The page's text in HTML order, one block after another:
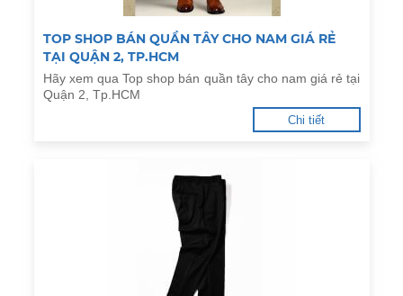
TOP SHOP BÁN QUẦN TÂY CHO NAM GIÁ RẺ
TẠI QUẬN 2, TP.HCM
Hãy xem qua Top shop bán quần tây cho nam giá rẻ tại
Quận 2, Tp.HCM
Chi tiết